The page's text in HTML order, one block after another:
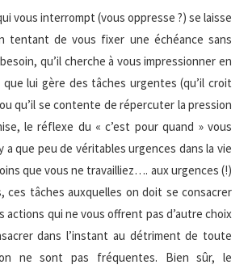
vous interrompt (vous oppresse ?) se laisse
tentant de vous fixer une échéance sans
qu’il cherche à vous impressionner en
lui gère des tâches urgentes (qu’il croit
qu’il se contente de répercuter la pression
le réflexe du « c’est pour quand » vous
a que peu de véritables urgences dans la vie
que vous ne travailliez…. aux urgences (!)
ces tâches auxquelles on doit se consacrer
actions qui ne vous offrent pas d’autre choix
dans l’instant au détriment de toute
ne sont pas fréquentes. Bien sûr, le